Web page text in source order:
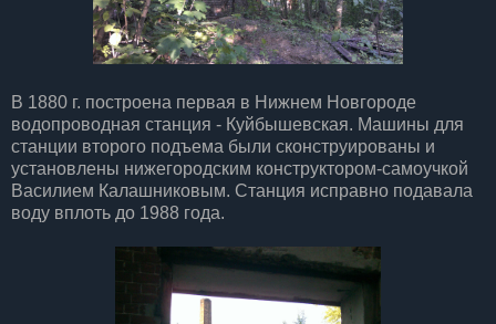
В 1880 г. построена первая в Нижнем Новгороде
водопроводная станция - Куйбышевская. Машины для
станции второго подъема были сконструированы и
установлены нижегородским конструктором-самоучкой
Василием Калашниковым. Станция исправно подавала
воду вплоть до 1988 года.